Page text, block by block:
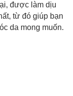
được làm dịu
từ đó giúp bạn
da mong muốn.